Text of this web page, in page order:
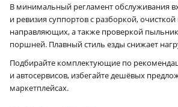
В минимальный регламент обслуживания
и ревизия суппортов с разборкой,
направляющих, а также проверкой
поршней. Плавный стиль езды снижает
Подбирайте комплектующие по
и автосервисов, избегайте дешёвых
маркетплейсах.